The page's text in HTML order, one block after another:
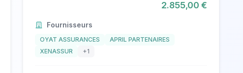
2.855,00 €
Fournisseurs
OYAT ASSURANCES
APRIL PARTENAIRES
XENASSUR
+1